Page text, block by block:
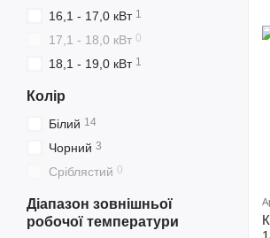
16,1 - 17,0 кВт 1
17,1 - 18,0 кВт 0
18,1 - 19,0 кВт 1
Колір
Білий 14
Чорний 3
Сріблястий 0
Діапазон зовнішньої
робочої температури